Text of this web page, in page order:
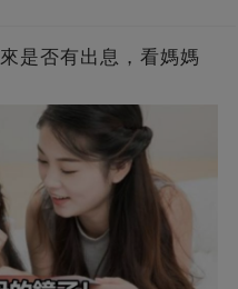
是否有出息，看媽媽